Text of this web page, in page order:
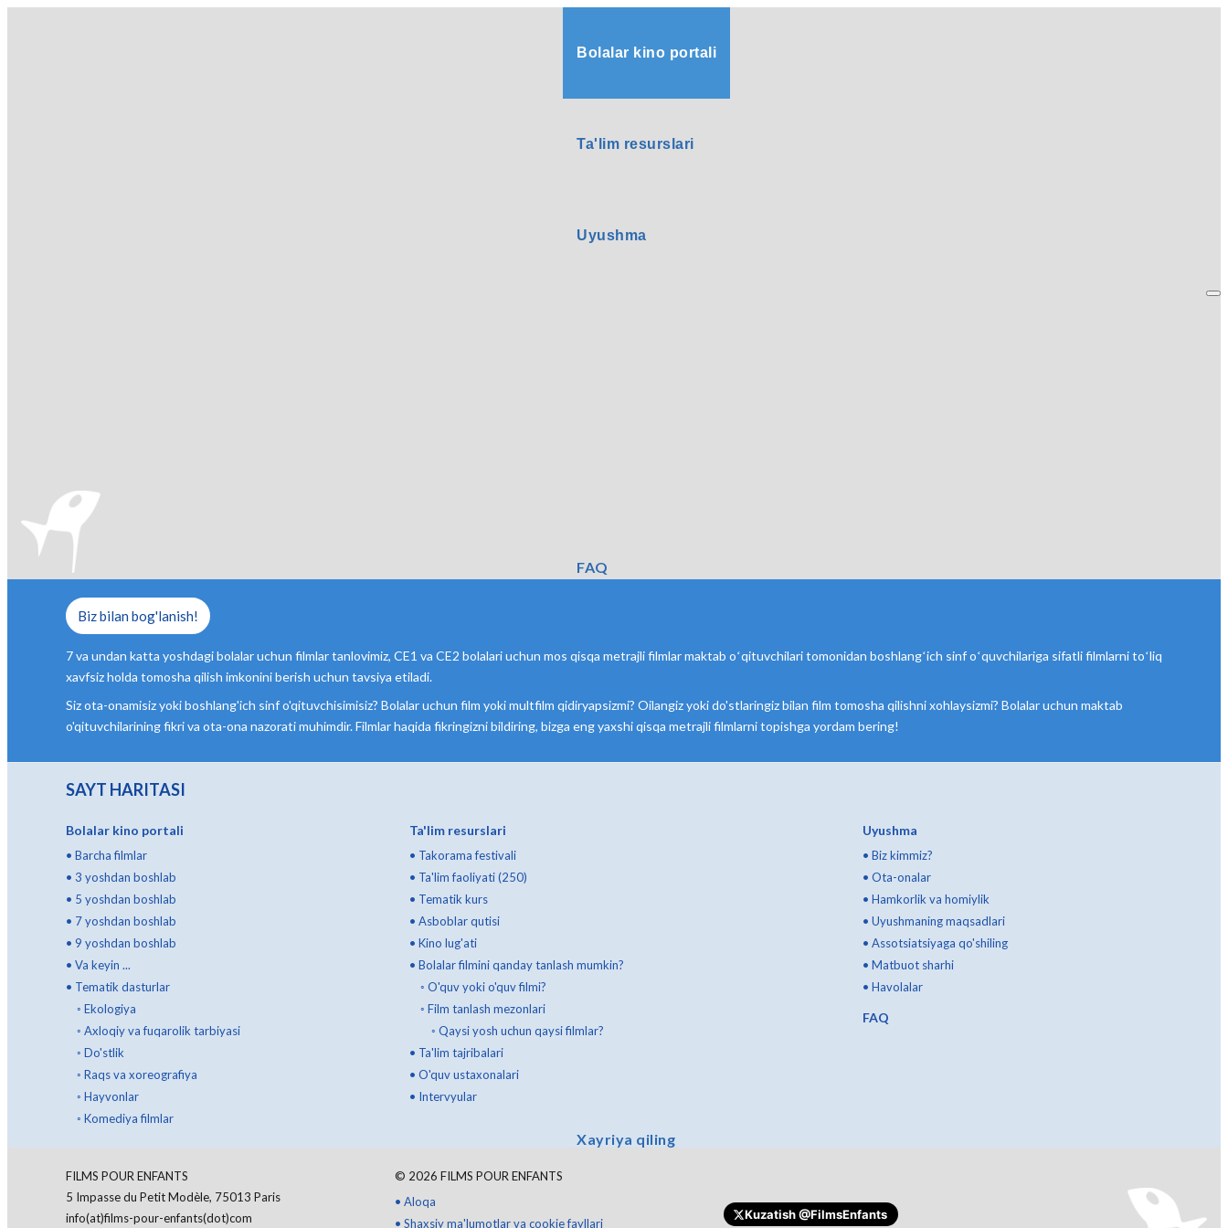
Bolalar kino portali
Ta'lim resurslari
Uyushma
FAQ
Xayriya qiling
Biz bilan bog'lanish!
7 va undan katta yoshdagi bolalar uchun filmlar tanlovimiz, CE1 va CE2 bolalari uchun mos qisqa metrajli filmlar maktab oʻqituvchilari tomonidan boshlangʻich sinf oʻquvchilariga sifatli filmlarni toʻliq
xavfsiz holda tomosha qilish imkonini berish uchun tavsiya etiladi.
Siz ota-onamisiz yoki boshlang'ich sinf o'qituvchisimisiz? Bolalar uchun film yoki multfilm qidiryapsizmi? Oilangiz yoki do'stlaringiz bilan film tomosha qilishni xohlaysizmi? Bolalar uchun maktab
o'qituvchilarining fikri va ota-ona nazorati muhimdir. Filmlar haqida fikringizni bildiring, bizga eng yaxshi qisqa metrajli filmlarni topishga yordam bering!
SAYT HARITASI
Bolalar kino portali
• Barcha filmlar
• 3 yoshdan boshlab
• 5 yoshdan boshlab
• 7 yoshdan boshlab
• 9 yoshdan boshlab
• Va keyin ...
• Tematik dasturlar
◦ Ekologiya
◦ Axloqiy va fuqarolik tarbiyasi
◦ Do'stlik
◦ Raqs va xoreografiya
◦ Hayvonlar
◦ Komediya filmlar
Ta'lim resurslari
• Takorama festivali
• Ta'lim faoliyati (250)
• Tematik kurs
• Asboblar qutisi
• Kino lug'ati
• Bolalar filmini qanday tanlash mumkin?
◦ O'quv yoki o'quv filmi?
◦ Film tanlash mezonlari
◦ Qaysi yosh uchun qaysi filmlar?
• Ta'lim tajribalari
• O'quv ustaxonalari
• Intervyular
Uyushma
• Biz kimmiz?
• Ota-onalar
• Hamkorlik va homiylik
• Uyushmaning maqsadlari
• Assotsiatsiyaga qo'shiling
• Matbuot sharhi
• Havolalar
FAQ
FILMS POUR ENFANTS
5 Impasse du Petit Modèle, 75013 Paris
info(at)films-pour-enfants(dot)com
© 2026 FILMS POUR ENFANTS
• Aloqa
• Shaxsiy ma'lumotlar va cookie fayllari
Kuzatish@FilmsEnfants